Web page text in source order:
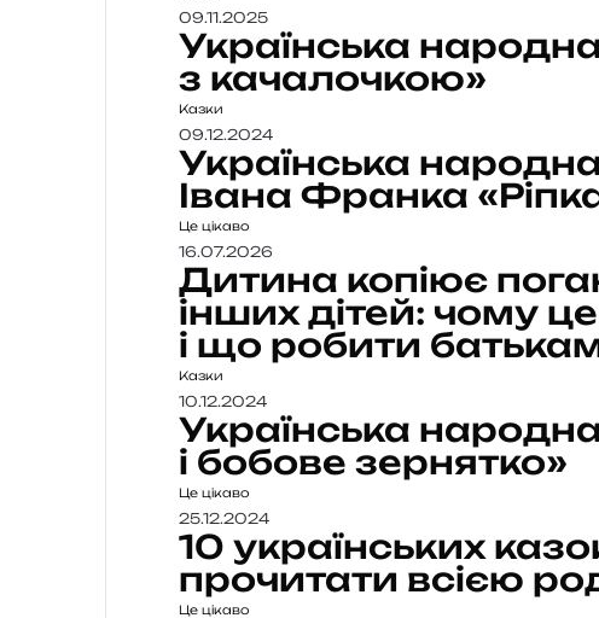
09.11.2025
Українська
з качалочкою»
Казки
09.12.2024
Українська
Івана Франка
Це цікаво
16.07.2026
Дитина копіює
інших дітей: чому
і що робити
Казки
10.12.2024
Українська
і бобове зернятко»
Це цікаво
25.12.2024
10 українських
прочитати всією
Це цікаво